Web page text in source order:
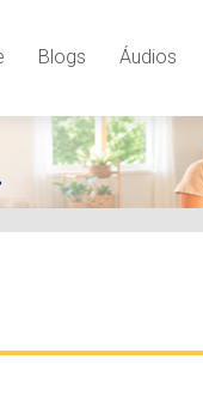
Blogs Áudios